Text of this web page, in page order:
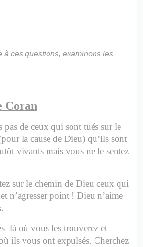
à ces questions, examinons les
Coran
de ceux qui sont tués sur le
la cause de Dieu) qu’ils sont
vivants mais vous ne le sentez
sur le chemin de Dieu ceux qui
n’agresser point ! Dieu n’aime
là où vous les trouverez et
ils vous ont expulsés. Cherchez